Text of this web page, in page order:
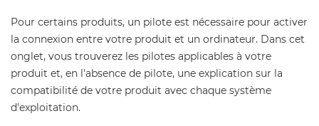
Pour certains produits, un pilote est nécessaire pour activer
la connexion entre votre produit et un ordinateur. Dans cet
onglet, vous trouverez les pilotes applicables à votre
produit et, en l'absence de pilote, une explication sur la
compatibilité de votre produit avec chaque système
d'exploitation.